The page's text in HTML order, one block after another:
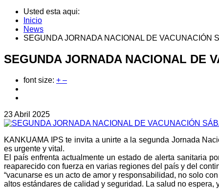
Usted esta aqui:
Inicio
News
SEGUNDA JORNADA NACIONAL DE VACUNACIÓN
SEGUNDA JORNADA NACIONAL DE
font size: + –
23 Abril 2025
KANKUAMA IPS te invita a unirte a la segunda Jornada
es urgente y vital.
El país enfrenta actualmente un estado de alerta sanitaria
reaparecido con fuerza en varias regiones del país y del
“vacunarse es un acto de amor y responsabilidad, no solo
altos estándares de calidad y seguridad. La salud no espera,